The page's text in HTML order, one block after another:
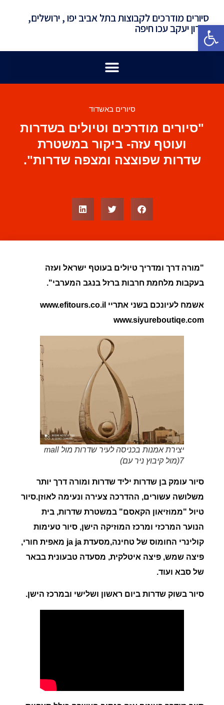
פתח סרגל נגישות
סיורים מודרכים לקבוצות בתל אביב יפו , ירושלים,
זכרון יעקב עכו חיפה
סיורים באשדוד
"סיורים מודרכים וטיולים בשדרות
ועוטף עזה- ביקור במשטרת
שדרות שפוצצה ומצפה שדרות".
"מורה דרך ומדריך טיולים בעוטף ישראל ועזה
בעקבות מלחמת חרבות ברזל בנגב המערבי".
אשמח לעיונכם בשני אתריי www.efitours.co.il
www.siyureboutiqe.com
יצירת אמנות בכניסה לעיר שדרות מול mall
7(מול קיבוץ ניר עם)
סיור עומק בן שדרות יליד שדרות ומורה דרך יותר
משלושה עשורים, ההדרכה צעירה ונעימה לאוזן.סיור
טיול "ממוזיאון הקאסם" במשטרת שדרות, בית
הנוער המרכזי ומרכז המוזיקה הישן, סיור טעימות
קולינרי החומוס של טחינה,מסעדת ja ja מאפית חורי,
פיצה שמש, פיצה איטלקית, מסעדה טבעונית בבאר
של סבא ועוד.
סיור בשוק שדרות ביום ראשון ושלישי ובמרכז הישן.